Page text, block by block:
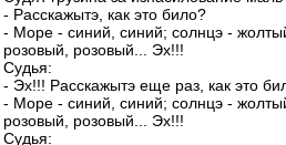
- Расскажытэ, как это било?
- Море - синий, синий; солнцэ -
розовый, розовый... Эх!!!
Судья:
- Эх!!! Расскажытэ еще раз, как это
- Море - синий, синий; солнцэ -
розовый, розовый... Эх!!!
Судья: